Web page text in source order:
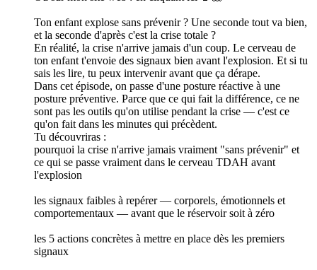
Ton enfant explose sans prévenir ? Une seconde tout va bien,
et la seconde d'après c'est la crise totale ?
En réalité, la crise n'arrive jamais d'un coup. Le cerveau de
ton enfant t'envoie des signaux bien avant l'explosion. Et si tu
sais les lire, tu peux intervenir avant que ça dérape.
Dans cet épisode, on passe d'une posture réactive à une
posture préventive. Parce que ce qui fait la différence, ce ne
sont pas les outils qu'on utilise pendant la crise — c'est ce
qu'on fait dans les minutes qui précèdent.
Tu découvriras :
pourquoi la crise n'arrive jamais vraiment "sans prévenir" et
ce qui se passe vraiment dans le cerveau TDAH avant
l'explosion
les signaux faibles à repérer — corporels, émotionnels et
comportementaux — avant que le réservoir soit à zéro
les 5 actions concrètes à mettre en place dès les premiers
signaux